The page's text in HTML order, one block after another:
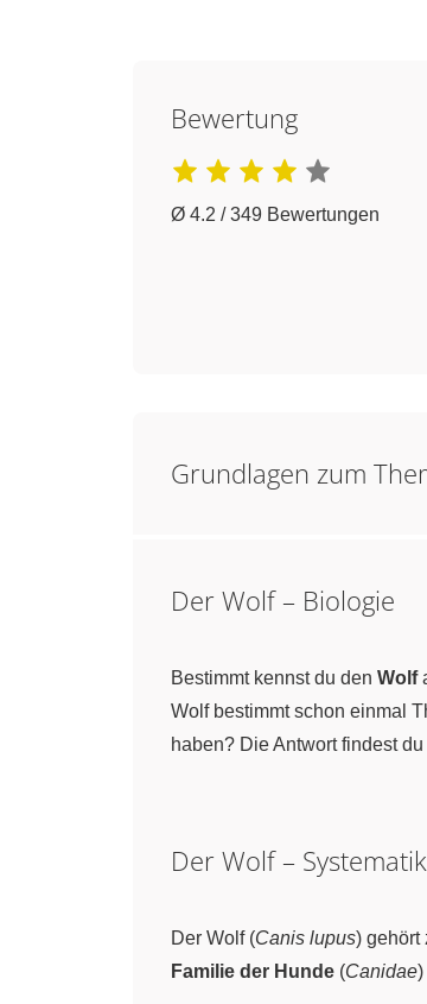
Bewertung
Ø 4.2 / 349 Bewertungen
Grundlagen zum
Der Wolf – Biologie
Bestimmt kennst du den Wolf
Wolf bestimmt schon einmal
haben? Die Antwort findest
Der Wolf – Systematik
Der Wolf (Canis lupus) gehört
Familie der Hunde (Canidae)